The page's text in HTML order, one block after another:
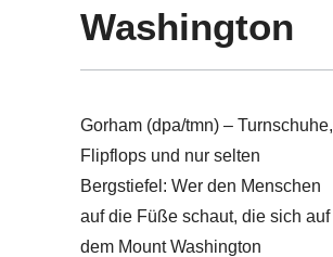
Washington
Gorham (dpa/tmn) – Turnschuhe,
Flipflops und nur selten
Bergstiefel: Wer den Menschen
auf die Füße schaut, die sich auf
dem Mount Washington